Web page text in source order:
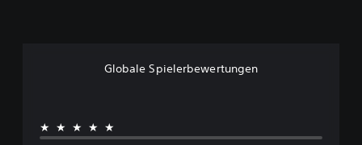
Globale Spielerbewertungen
★★★★★